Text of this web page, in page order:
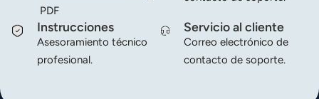
PDF
Instrucciones
Asesoramiento técnico
profesional.
Servicio al cliente
Correo electrónico de
contacto de soporte.